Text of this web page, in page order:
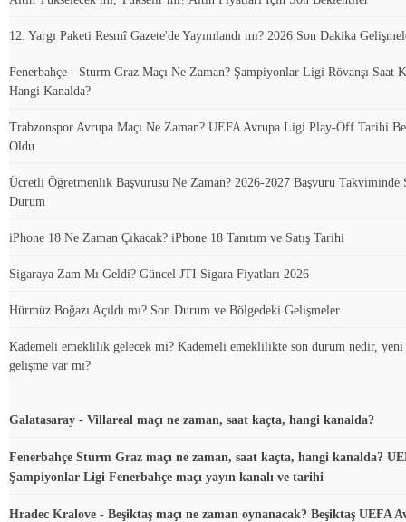
12. Yargı Paketi Resmî Gazete'de Yayımlandı mı? 2026 Son Dakika
Fenerbahçe - Sturm Graz Maçı Ne Zaman? Şampiyonlar Ligi Rövanşı Saat
Hangi Kanalda?
Trabzonspor Avrupa Maçı Ne Zaman? UEFA Avrupa Ligi Play-Off Tarihi
Oldu
Ücretli Öğretmenlik Başvurusu Ne Zaman? 2026-2027 Başvuru Takviminde
Durum
iPhone 18 Ne Zaman Çıkacak? iPhone 18 Tanıtım ve Satış Tarihi
Sigaraya Zam Mı Geldi? Güncel JTI Sigara Fiyatları 2026
Hürmüz Boğazı Açıldı mı? Son Durum ve Bölgedeki Gelişmeler
Kademeli emeklilik gelecek mi? Kademeli emeklilikte son durum nedir, yeni
gelişme var mı?
Galatasaray - Villareal maçı ne zaman, saat kaçta, hangi kanalda?
Fenerbahçe Sturm Graz maçı ne zaman, saat kaçta, hangi kanalda?
Şampiyonlar Ligi Fenerbahçe maçı yayın kanalı ve tarihi
Hradec Kralove - Beşiktaş maçı ne zaman oynanacak? Beşiktaş UEFA